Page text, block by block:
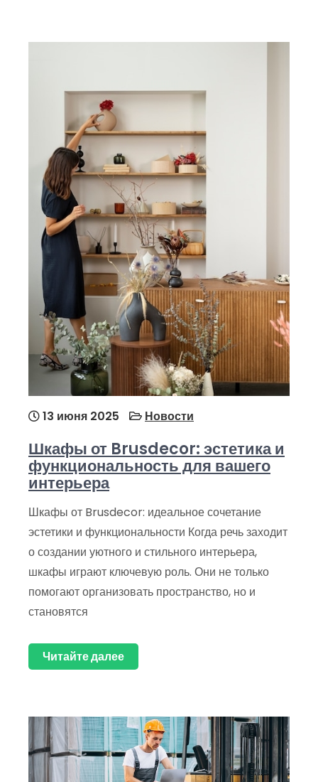
13 июня 2025 Новости
Шкафы от Brusdecor: эстетика и
функциональность для вашего
интерьера
Шкафы от Brusdecor: идеальное сочетание
эстетики и функциональности Когда речь заходит
о создании уютного и стильного интерьера,
шкафы играют ключевую роль. Они не только
помогают организовать пространство, но и
становятся
Читайте далее